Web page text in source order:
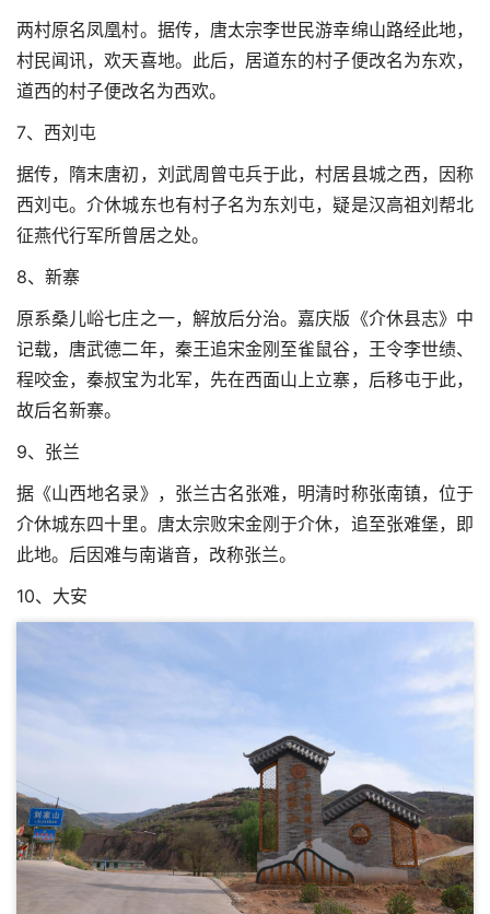
两村原名凤凰村。据传，唐太宗李世民游幸绵山路经此地，
村民闻讯，欢天喜地。此后，居道东的村子便改名为东欢，
道西的村子便改名为西欢。
7、西刘屯
据传，隋末唐初，刘武周曾屯兵于此，村居县城之西，因称
西刘屯。介休城东也有村子名为东刘屯，疑是汉高祖刘帮北
征燕代行军所曾居之处。
8、新寨
原系桑儿峪七庄之一，解放后分治。嘉庆版《介休县志》中
记载，唐武德二年，秦王追宋金刚至雀鼠谷，王令李世绩、
程咬金，秦叔宝为北军，先在西面山上立寨，后移屯于此，
故后名新寨。
9、张兰
据《山西地名录》，张兰古名张难，明清时称张南镇，位于
介休城东四十里。唐太宗败宋金刚于介休，追至张难堡，即
此地。后因难与南谐音，改称张兰。
10、大安